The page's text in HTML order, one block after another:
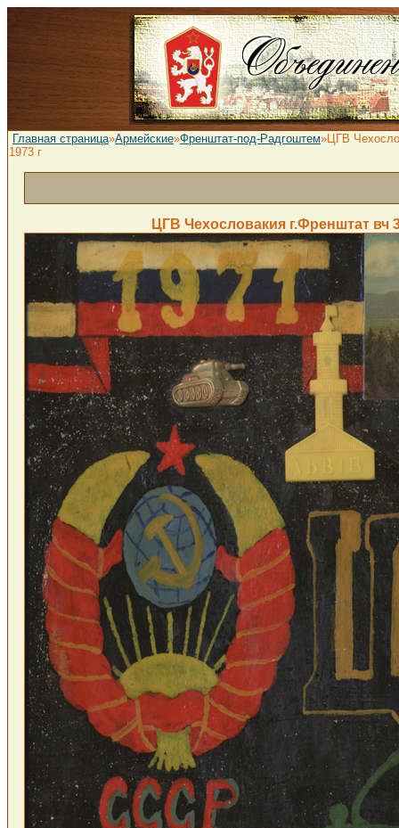
Главная страница»Армейские»Френштат-под-Радгоштем»ЦГВ
1973 г
ЦГВ Чехословакия г.Френштат вч